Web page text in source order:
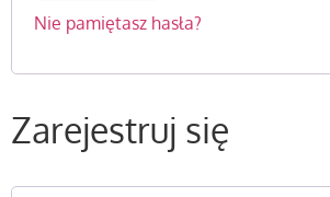
Nie pamiętasz hasła?
Zarejestruj się